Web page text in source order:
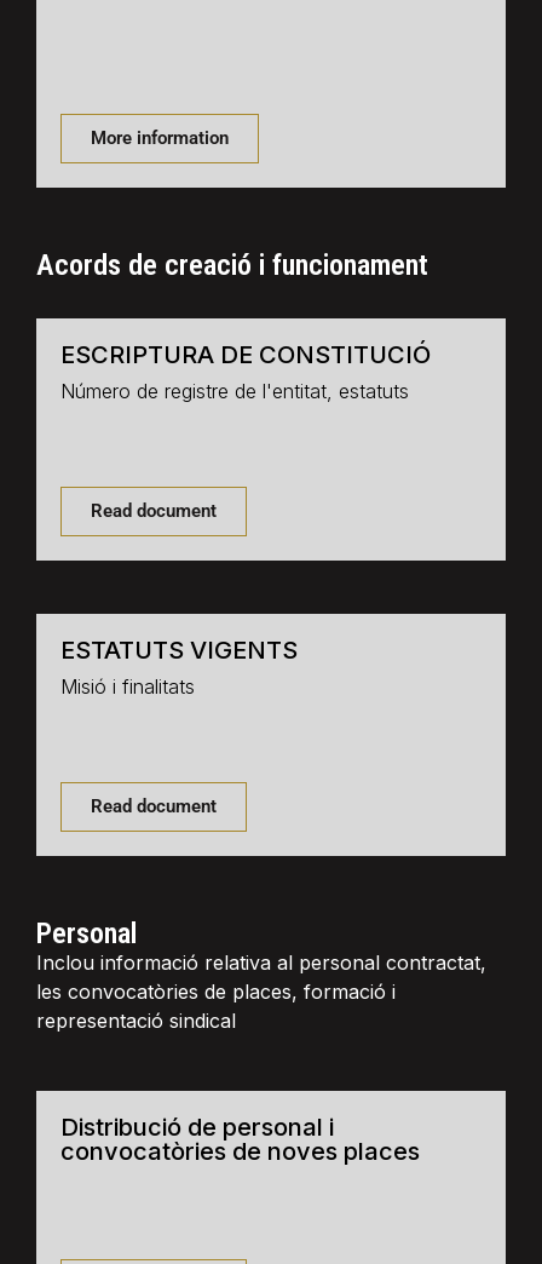
More information
Acords de creació i funcionament
ESCRIPTURA DE CONSTITUCIÓ
Número de registre de l'entitat, estatuts
Read document
ESTATUTS VIGENTS
Misió i finalitats
Read document
Personal
Inclou informació relativa al personal contractat,
les convocatòries de places, formació i
representació sindical
Distribució de personal i
convocatòries de noves places